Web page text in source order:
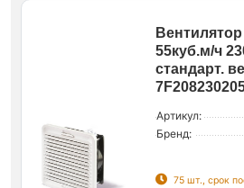
55куб.м/ч
стандарт.
Артикул:
Бренд:
75 шт., срок